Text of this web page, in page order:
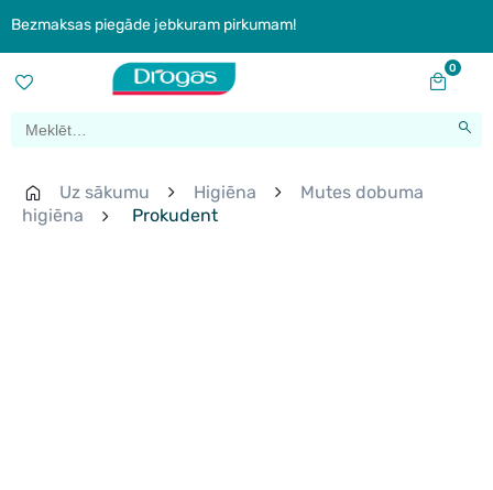
Bezmaksas piegāde jebkuram pirkumam!
0
Uz sākumu Higiēna
Mutes dobuma
higiēna
Prokudent